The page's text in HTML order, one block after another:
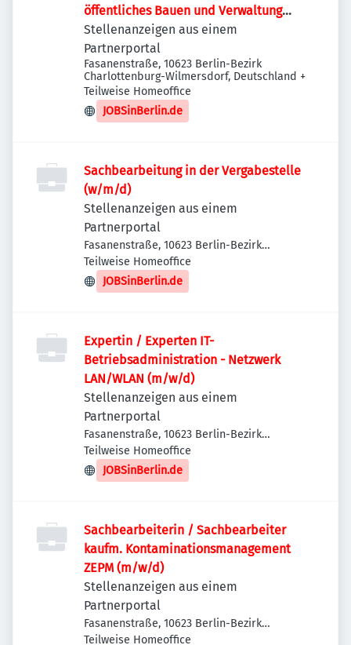
öffentliches Bauen und Verwaltung
(w/m/d)
Stellenanzeigen aus einem
Partnerportal
Fasanenstraße, 10623 Berlin-Bezirk
Charlottenburg-Wilmersdorf, Deutschland +
Teilweise Homeoffice
JOBSinBerlin.de
Sachbearbeitung in der Vergabestelle
(w/m/d)
Stellenanzeigen aus einem
Partnerportal
Fasanenstraße, 10623 Berlin-Bezirk
Charlottenburg-Wilmersdorf, Deutschland
Teilweise Homeoffice
JOBSinBerlin.de
Expertin / Experten IT-
Betriebsadministration - Netzwerk
LAN/WLAN (m/w/d)
Stellenanzeigen aus einem
Partnerportal
Fasanenstraße, 10623 Berlin-Bezirk
Charlottenburg-Wilmersdorf, Deutschland
Teilweise Homeoffice
JOBSinBerlin.de
Sachbearbeiterin / Sachbearbeiter
kaufm. Kontaminationsmanagement
ZEPM (m/w/d)
Stellenanzeigen aus einem
Partnerportal
Fasanenstraße, 10623 Berlin-Bezirk
Charlottenburg-Wilmersdorf, Deutschland
Teilweise Homeoffice